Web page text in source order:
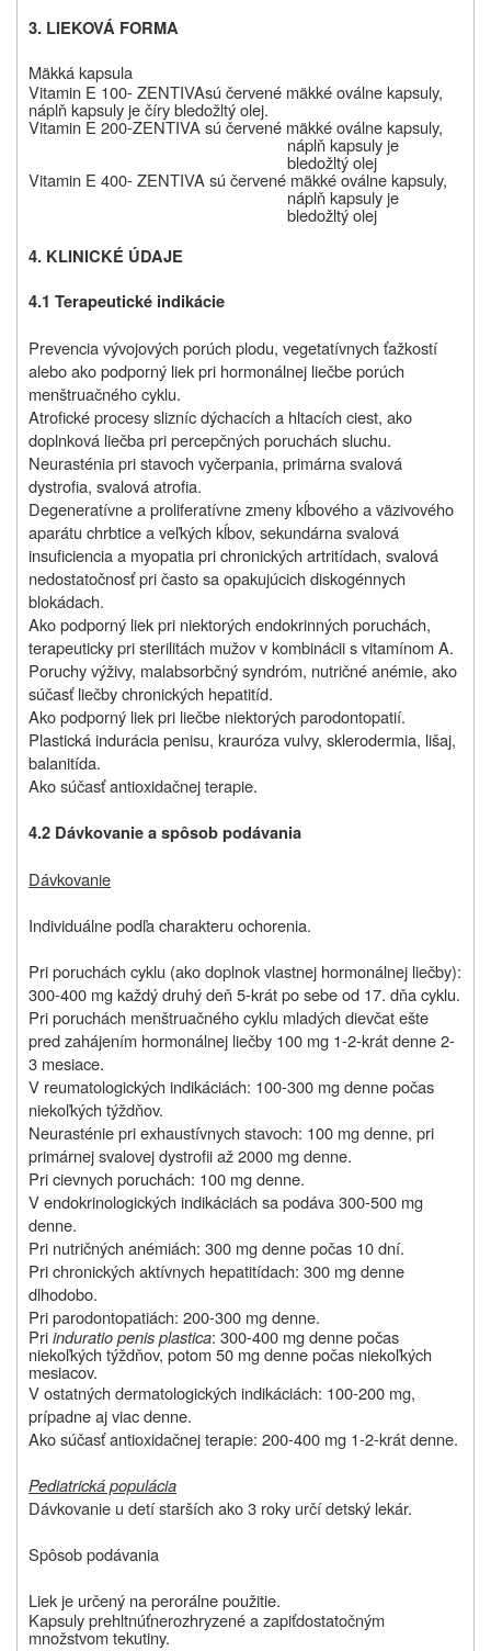
3. LIEKOVÁ FORMA
Mäkká kapsula
Vitamin E 100-ZENTIVAsú červené mäkké oválne kapsuly,
náplň kapsuly je číry bledožltý olej.
Vitamin E 200-ZENTIVA sú červené mäkké oválne kapsuly,
náplň kapsuly je
bledožltý olej
Vitamin E 400-ZENTIVA sú červené mäkké oválne kapsuly,
náplň kapsuly je
bledožltý olej
4. KLINICKÉ ÚDAJE
4.1 Terapeutické indikácie
Prevencia vývojových porúch plodu, vegetatívnych ťažkostí
alebo ako podporný liek pri hormonálnej liečbe porúch
menštruačného cyklu.
Atrofické procesy slizníc dýchacích a hltacích ciest, ako
doplnková liečba pri percepčných poruchách sluchu.
Neurasténia pri stavoch vyčerpania, primárna svalová
dystrofia, svalová atrofia.
Degeneratívne a proliferatívne zmeny kĺbového a väzivového
aparátu chrbtice a veľkých kĺbov, sekundárna svalová
insuficiencia a myopatia pri chronických artritídach, svalová
nedostatočnosť pri často sa opakujúcich diskogénnych
blokádach.
Ako podporný liek pri niektorých endokrinných poruchách,
terapeuticky pri sterilitách mužov v kombinácii s vitamínom A.
Poruchy výživy, malabsorbčný syndróm, nutričné anémie, ako
súčasť liečby chronických hepatitíd.
Ako podporný liek pri liečbe niektorých parodontopatií.
Plastická indurácia penisu, krauróza vulvy, sklerodermia, lišaj,
balanitída.
Ako súčasť antioxidačnej terapie.
4.2 Dávkovanie a spôsob podávania
Dávkovanie
Individuálne podľa charakteru ochorenia.
Pri poruchách cyklu (ako doplnok vlastnej hormonálnej liečby):
300-400 mg každý druhý deň 5-krát po sebe od 17. dňa cyklu.
Pri poruchách menštruačného cyklu mladých dievčat ešte
pred zahájením hormonálnej liečby 100 mg 1-2-krát denne 2-
3 mesiace.
V reumatologických indikáciách: 100-300 mg denne počas
niekoľkých týždňov.
Neurasténie pri exhaustívnych stavoch: 100 mg denne, pri
primárnej svalovej dystrofii až 2000 mg denne.
Pri cievnych poruchách: 100 mg denne.
V endokrinologických indikáciách sa podáva 300-500 mg
denne.
Pri nutričných anémiách: 300 mg denne počas 10 dní.
Pri chronických aktívnych hepatitídach: 300 mg denne
dlhodobo.
Pri parodontopatiách: 200-300 mg denne.
Priinduratio penis plastica: 300-400 mg denne počas
niekoľkých týždňov, potom 50 mg denne počas niekoľkých
mesiacov.
V ostatných dermatologických indikáciách: 100-200 mg,
prípadne aj viac denne.
Ako súčasť antioxidačnej terapie: 200-400 mg 1-2-krát denne.
Pediatrická populácia
Dávkovanie u detí starších ako 3 roky určí detský lekár.
Spôsob podávania
Liek je určený na perorálne použitie.
Kapsuly prehltnúťnerozhryzené a zapiťdostatočným
množstvom tekutiny.